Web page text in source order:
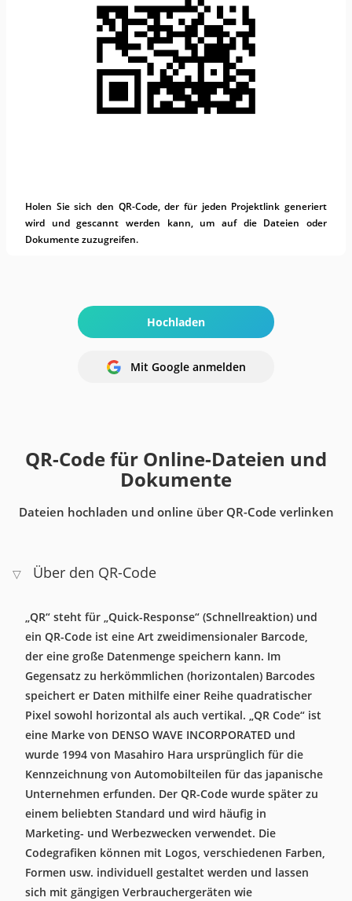
Holen Sie sich den QR-Code, der für jeden Projektlink generiert
wird und gescannt werden kann, um auf die Dateien oder
Dokumente zuzugreifen.
Hochladen
Mit Google anmelden
QR-Code für Online-Dateien und
Dokumente
Dateien hochladen und online über QR-Code verlinken
▽ Über den QR-Code
„QR“ steht für „Quick-Response“ (Schnellreaktion) und
ein QR-Code ist eine Art zweidimensionaler Barcode,
der eine große Datenmenge speichern kann. Im
Gegensatz zu herkömmlichen (horizontalen) Barcodes
speichert er Daten mithilfe einer Reihe quadratischer
Pixel sowohl horizontal als auch vertikal. „QR Code“ ist
eine Marke von DENSO WAVE INCORPORATED und
wurde 1994 von Masahiro Hara ursprünglich für die
Kennzeichnung von Automobilteilen für das japanische
Unternehmen erfunden. Der QR-Code wurde später zu
einem beliebten Standard und wird häufig in
Marketing- und Werbezwecken verwendet. Die
Codegrafiken können mit Logos, verschiedenen Farben,
Formen usw. individuell gestaltet werden und lassen
sich mit gängigen Verbrauchergeräten wie